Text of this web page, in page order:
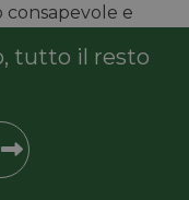
e
Assistenti che
dopo
adattando il
tutto il resto